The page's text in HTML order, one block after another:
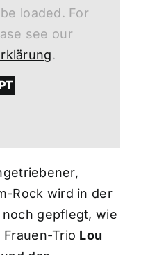
loaded. For
see our
.
Rock wird in der
gepflegt, wie
Frauen-Trio Lou